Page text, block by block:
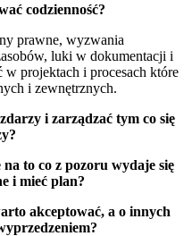
codzienność?
prawne, wyzwania
luki w dokumentacji i
projektach i procesach które
i zewnętrznych.
i zarządzać tym co się
to co z pozoru wydaje się
i mieć plan?
akceptować, a o innych